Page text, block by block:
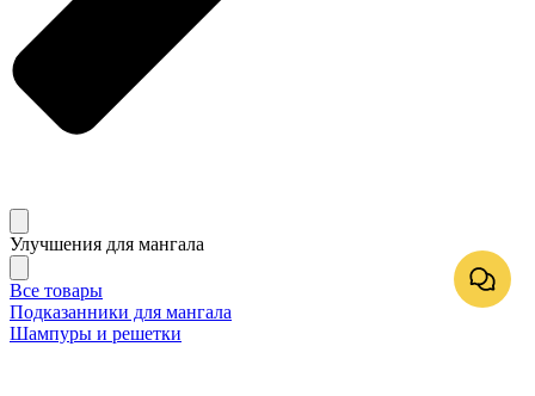
Улучшения для мангала
Все товары
Подказанники для мангала
Шампуры и решетки